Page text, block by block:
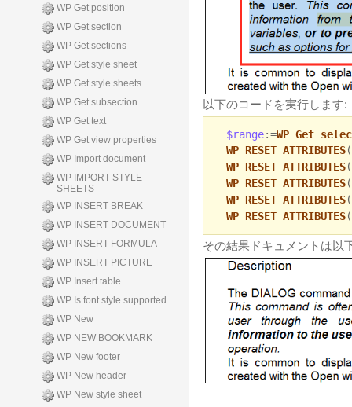
WP Get position
WP Get section
WP Get sections
WP Get style sheet
WP Get style sheets
WP Get subsection
WP Get text
WP Get view properties
WP Import document
WP IMPORT STYLE
SHEETS
WP INSERT BREAK
WP INSERT DOCUMENT
WP INSERT FORMULA
WP INSERT PICTURE
WP Insert table
WP Is font style supported
WP New
WP NEW BOOKMARK
WP New footer
WP New header
WP New style sheet
以下のコードを実行します:
$range:=WP Get
WP RESET ATTRIBUTES(
WP RESET ATTRIBUTES(
WP RESET ATTRIBUTES(
WP RESET ATTRIBUTES(
WP RESET ATTRIBUTES(
その結果ドキュメントは以